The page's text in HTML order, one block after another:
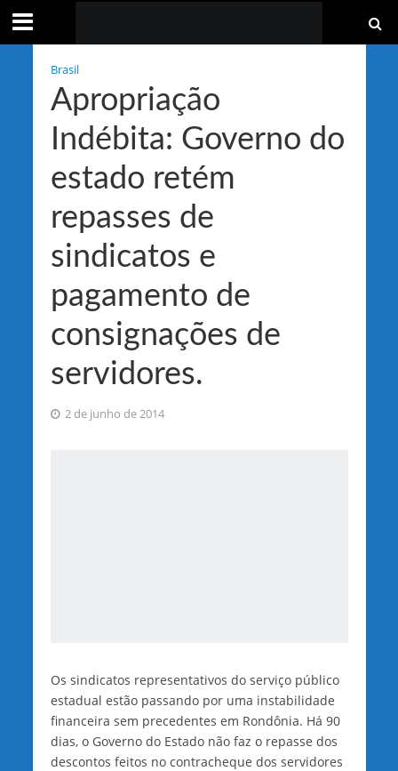
Brasil
Apropriação
Indébita: Governo do
estado retém
repasses de
sindicatos e
pagamento de
consignações de
servidores.
2 de junho de 2014
Os sindicatos representativos do serviço público
estadual estão passando por uma instabilidade
financeira sem precedentes em Rondônia. Há 90
dias, o Governo do Estado não faz o repasse dos
descontos feitos no contracheque dos servidores